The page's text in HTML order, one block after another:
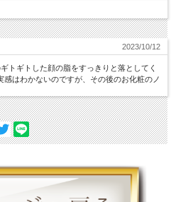
2023/10/12
トギトした顔の脂をすっきりと落としてく
はわかないのですが、その後のお化粧のノ